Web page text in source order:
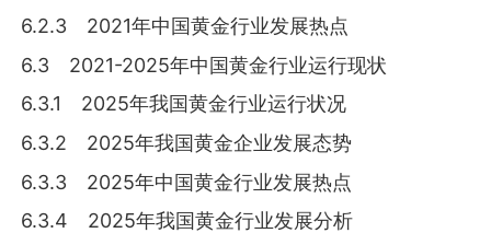
6.2.3 2021年中国黄金行业发展热点
6.3 2021-2025年中国黄金行业运行现状
6.3.1 2025年我国黄金行业运行状况
6.3.2 2025年我国黄金企业发展态势
6.3.3 2025年中国黄金行业发展热点
6.3.4 2025年我国黄金行业发展分析